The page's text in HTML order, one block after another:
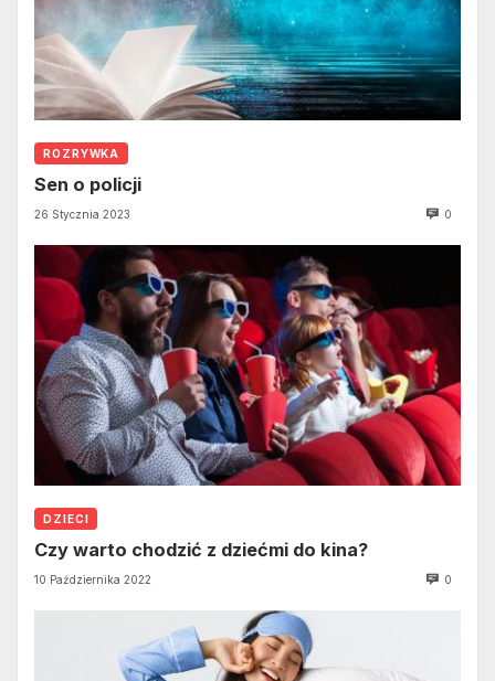
ROZRYWKA
Sen o policji
26 Stycznia 2023 0
DZIECI
Czy warto chodzić z dziećmi do kina?
10 Października 2022 0